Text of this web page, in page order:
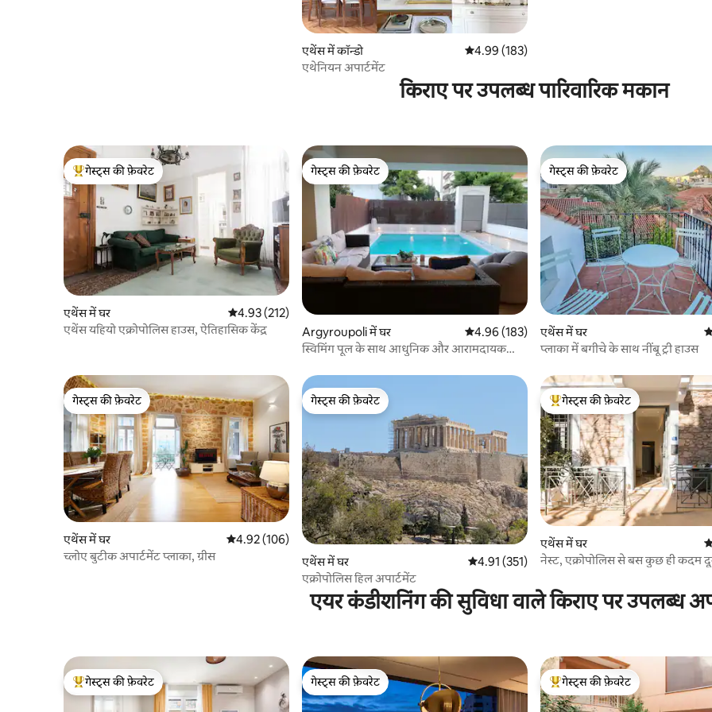
एथेंस में कॉन्डो औसत रेटिंग 5 में से 4.99, 183 समीक्षाएँ
4.99 (183)
एथेनियन अपार्टमेंट
किराए पर उपलब्ध पारिवारिक मकान
गेस्ट्स का टॉप फ़ेवरेट
गेस्ट्स की फ़ेवरेट
एथेंस में घर औसत रेटिंग 5 में से 4.93, 212 समीक्षाएँ
4.93 (212)
एथेंस यहियो एक्रोपोलिस हाउस, ऐतिहासिक केंद्र
गेस्ट्स की फ़ेवरेट
गेस्ट्स की फ़ेवरेट
Argyroupoli में घर औसत रेटिंग 5 में से 4.96, 183 समीक्षाएँ
4.96 (183)
स्विमिंग पूल के साथ आधुनिक और आरामदायक
गेस्ट्स की फ़ेवरेट
गेस्ट्स की फ़ेवरेट
एथेंस में घर
प्लाका में बगीचे के साथ नींबू ट्री हाउस
गेस्ट्स की फ़ेवरेट
गेस्ट्स की फ़ेवरेट
एथेंस में घर औसत रेटिंग 5 में से 4.92, 106 समीक्षाएँ
4.92 (106)
च्लोए बुटीक अपार्टमेंट प्लाका, ग्रीस
गेस्ट्स की फ़ेवरेट
गेस्ट्स की फ़ेवरेट
एथेंस में घर औसत रेटिंग 5 में से 4.91, 351 समीक्षाएँ
4.91 (351)
एक्रोपोलिस हिल अपार्टमेंट
गेस्ट्स का टॉप फ़ेवरेट
गेस्ट्स की फ़ेवरेट
एथेंस में घर
नेस्ट, एक्रोपोलिस से बस कुछ ही कदम
एयर कंडीशनिंग की सुविधा वाले किराए पर उपलब्ध
गेस्ट्स का टॉप फ़ेवरेट
गेस्ट्स की फ़ेवरेट
गेस्ट्स की फ़ेवरेट
गेस्ट्स की फ़ेवरेट
गेस्ट्स का टॉप फ़ेवरेट
गेस्ट्स की फ़ेवरेट